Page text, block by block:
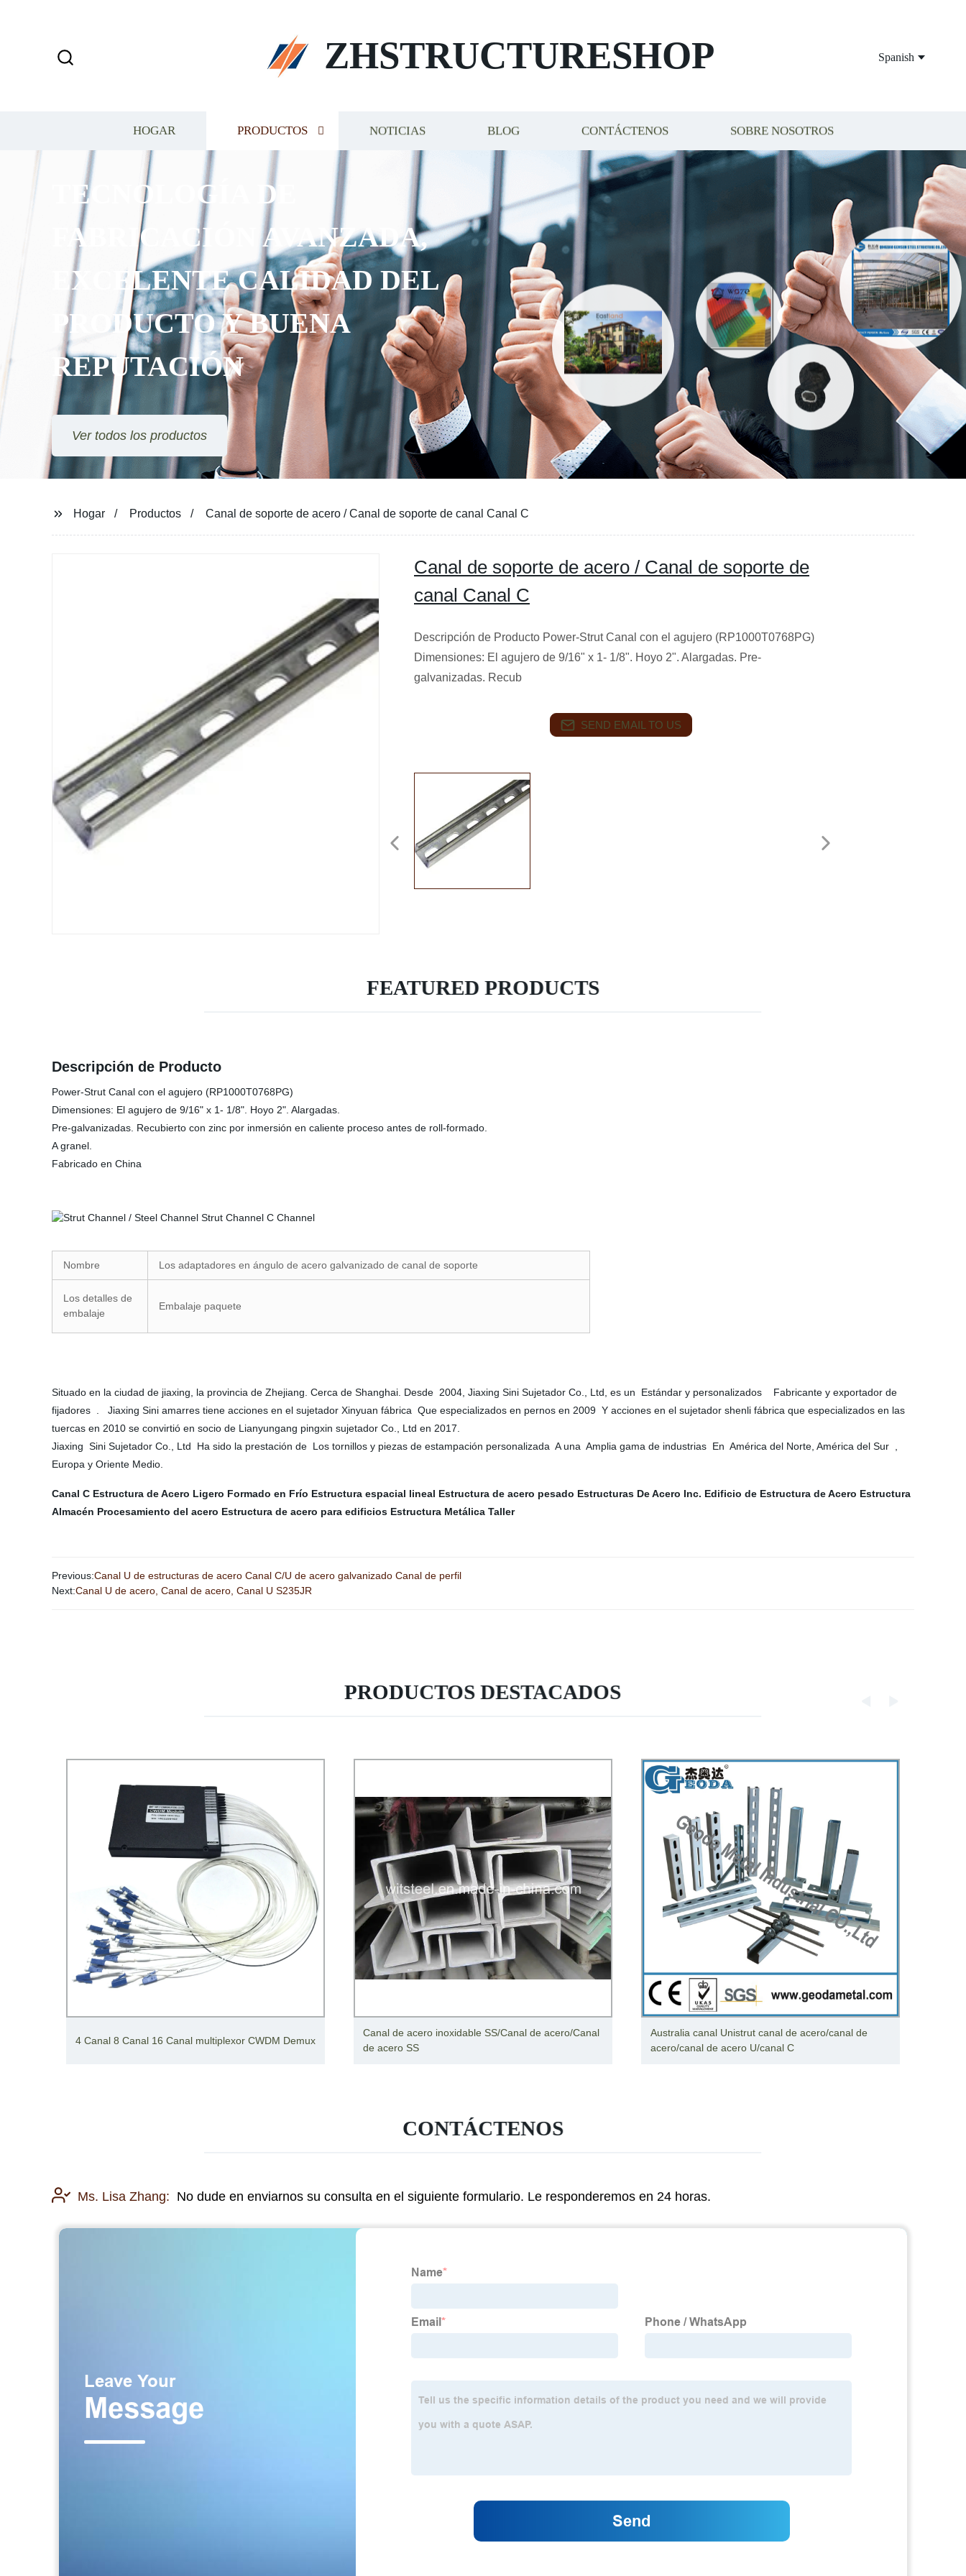
ZHSTRUCTURESHOP Spanish
HOGAR PRODUCTOS NOTICIAS BLOG CONTÁCTENOS SOBRE NOSOTROS
TECNOLOGÍA DE
FABRICACIÓN AVANZADA,
EXCELENTE CALIDAD DEL
PRODUCTO Y BUENA
REPUTACIÓN
Ver todos los productos
Hogar Productos Canal de soporte de acero / Canal de soporte de canal Canal C
Canal de soporte de acero / Canal de soporte de
canal Canal C
Descripción de Producto Power-Strut Canal con el agujero (RP1000T0768PG)
Dimensiones: El agujero de 9/16" x 1- 1/8". Hoyo 2". Alargadas. Pre-
galvanizadas. Recub
SEND EMAIL TO US
FEATURED PRODUCTS
Descripción de Producto
Power-Strut Canal con el agujero (RP1000T0768PG)
Dimensiones: El agujero de 9/16" x 1- 1/8". Hoyo 2". Alargadas.
Pre-galvanizadas. Recubierto con zinc por inmersión en caliente proceso antes de roll-formado.
A granel.
Fabricado en China
Nombre Los adaptadores en ángulo de acero galvanizado de canal de soporte
Los detalles de
embalaje
Embalaje paquete
Situado en la ciudad de jiaxing, la provincia de Zhejiang. Cerca de Shanghai. Desde 2004, Jiaxing Sini Sujetador Co., Ltd, es un Estándar y personalizados Fabricante y exportador de
fijadores . Jiaxing Sini amarres tiene acciones en el sujetador Xinyuan fábrica Que especializados en pernos en 2009 Y acciones en el sujetador shenli fábrica que especializados en las
tuercas en 2010 se convirtió en socio de Lianyungang pingxin sujetador Co., Ltd en 2017.
Jiaxing Sini Sujetador Co., Ltd Ha sido la prestación de Los tornillos y piezas de estampación personalizada A una Amplia gama de industrias En América del Norte, América del Sur ,
Europa y Oriente Medio.
Canal C Estructura de Acero Ligero Formado en Frío Estructura espacial lineal Estructura de acero pesado Estructuras De Acero Inc. Edificio de Estructura de Acero Estructura
Almacén Procesamiento del acero Estructura de acero para edificios Estructura Metálica Taller
Previous:Canal U de estructuras de acero Canal C/U de acero galvanizado Canal de perfil
Next:Canal U de acero, Canal de acero, Canal U S235JR
PRODUCTOS DESTACADOS
4 Canal 8 Canal 16 Canal multiplexor CWDM Demux
Canal de acero inoxidable SS/Canal de acero/Canal
de acero SS
Australia canal Unistrut canal de acero/canal de
acero/canal de acero U/canal C
CONTÁCTENOS
Ms. Lisa Zhang: No dude en enviarnos su consulta en el siguiente formulario. Le responderemos en 24 horas.